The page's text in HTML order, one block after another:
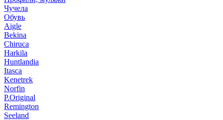
Чучела
Обувь
Aigle
Bekina
Chiruсa
Harkila
Huntlandia
Itasca
Kenetrek
Norfin
P.Original
Remington
Seeland